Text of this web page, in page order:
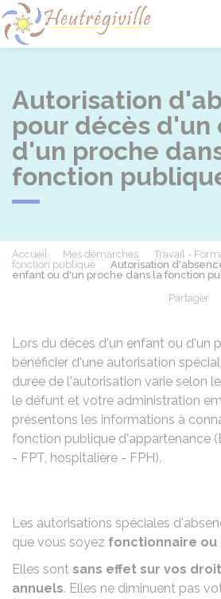
Autorisation
pour décès d'un
d'un proche
fonction
Accueil Mes démarches Travail -
fonction publique
Autorisation
enfant ou d'un proche dans la fonction
Partager
Lors du décès d'un enfant ou d'un
bénéficier d'une autorisation
durée de l'autorisation varie selon
le défunt et votre administration
présentons les informations à
fonction publique d'appartenance
- FPT, hospitalière - FPH).
Les autorisations spéciales
que vous soyez fonctionnaire
Elles sont sans effet sur vos
annuels. Elles ne diminuent pas